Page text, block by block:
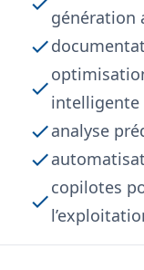
génération
intelligente
analyse
copilotes